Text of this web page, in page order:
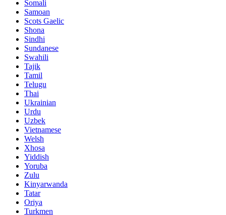
Somali
Samoan
Scots Gaelic
Shona
Sindhi
Sundanese
Swahili
Tajik
Tamil
Telugu
Thai
Ukrainian
Urdu
Uzbek
Vietnamese
Welsh
Xhosa
Yiddish
Yoruba
Zulu
Kinyarwanda
Tatar
Oriya
Turkmen